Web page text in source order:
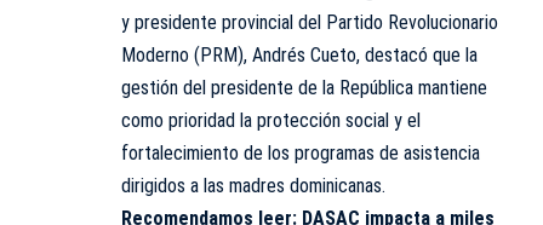
y presidente provincial del Partido Revolucionario
Moderno (PRM), Andrés Cueto, destacó que la
gestión del presidente de la República mantiene
como prioridad la protección social y el
fortalecimiento de los programas de asistencia
dirigidos a las madres dominicanas.
Recomendamos leer: DASAC impacta a miles